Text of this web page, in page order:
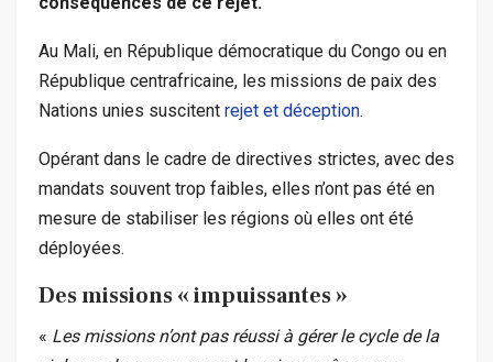
Au Mali, en République démocratique du Congo ou en
République centrafricaine, les missions de paix des
Nations unies suscitent rejet et déception.
Opérant dans le cadre de directives strictes, avec des
mandats souvent trop faibles, elles n’ont pas été en
mesure de stabiliser les régions où elles ont été
déployées.
Des missions « impuissantes »
« Les missions n’ont pas réussi à gérer le cycle de la